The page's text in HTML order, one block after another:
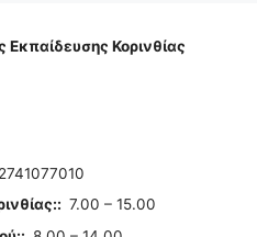
Κορινθίας
2741077010
: 7.00 – 15.00